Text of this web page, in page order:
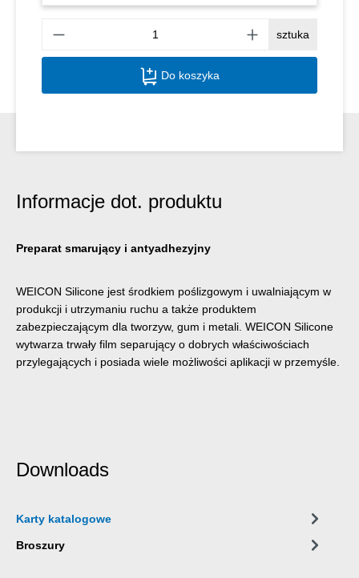
sztuka
Do koszyka
Informacje dot. produktu
Preparat smarujący i antyadhezyjny
WEICON Silicone jest środkiem poślizgowym i uwalniającym w
produkcji i utrzymaniu ruchu a także produktem
zabezpieczającym dla tworzyw, gum i metali. WEICON Silicone
wytwarza trwały film separujący o dobrych właściwościach
przylegających i posiada wiele możliwości aplikacji w przemyśle.
Downloads
Karty katalogowe
Broszury